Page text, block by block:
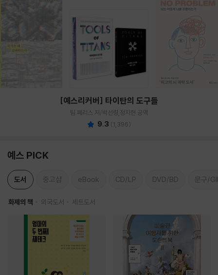
[예스리커버] 타이탄의 도구들
팀 페리스 저/박선령,정지현 공역
9.3 (1,396)
예스 PICK
도서 중고샵 eBook CD/LP DVD/BD 문구/
화제의 책 외국도서 세트도서